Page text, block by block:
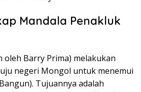
Mandala Penakluk
oleh Barry Prima) melakukan
negeri Mongol untuk menemui
Tujuannya adalah